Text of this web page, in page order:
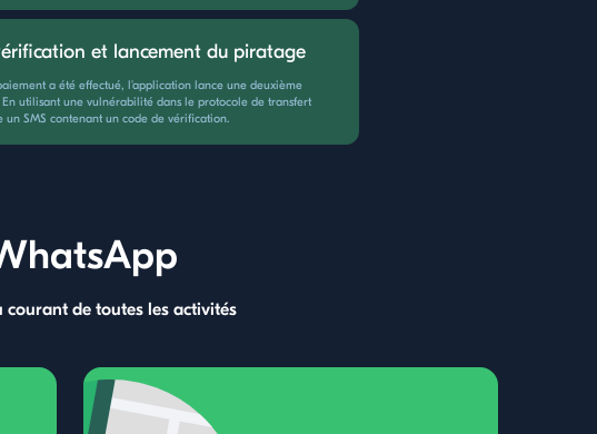
et lancement du piratage
a été effectué, l'application lance une deuxième
utilisant une vulnérabilité dans le protocole de transfert
un SMS contenant un code de vérification.
courant de toutes les activités